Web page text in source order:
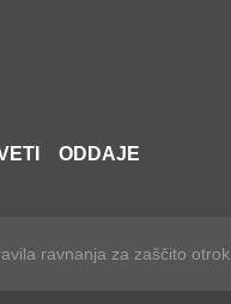
ODDAJE
ravnanja za zaščito otrok